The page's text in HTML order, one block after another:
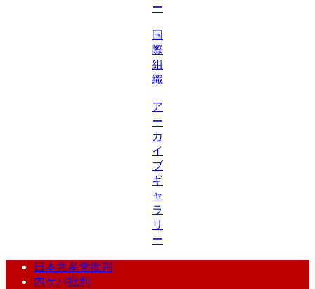
ー
国
際
組
織
ア
ー
カ
イ
ブ
ギ
ャ
ラ
リ
ー
日本共産党批判
内ゲバ批判